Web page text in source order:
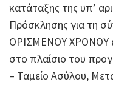
κατάταξης της υπ’
Πρόσκλησης για τη
ΟΡΙΣΜΕΝΟΥ ΧΡΟΝΟΥ
στο πλαίσιο του
– Ταμείο Ασύλου,